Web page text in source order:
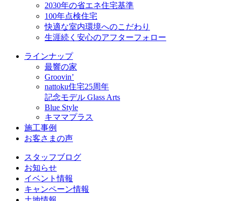
2030年の省エネ住宅基準
100年点検住宅
快適な室内環境へのこだわり
生涯続く安心のアフターフォロー
ラインナップ
最響の家
Groovin’
nattoku住宅25周年
記念モデル Glass Arts
Blue Style
キママプラス
施工事例
お客さまの声
スタッフブログ
お知らせ
イベント情報
キャンペーン情報